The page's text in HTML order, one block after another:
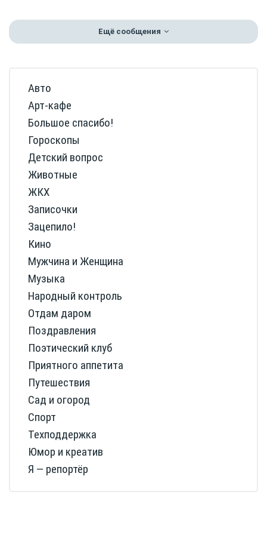
Ещё сообщения
Авто
Арт-кафе
Большое спасибо!
Гороскопы
Детский вопрос
Животные
ЖКХ
Записочки
Зацепило!
Кино
Мужчина и Женщина
Музыка
Народный контроль
Отдам даром
Поздравления
Поэтический клуб
Приятного аппетита
Путешествия
Сад и огород
Спорт
Техподдержка
Юмор и креатив
Я — репортёр